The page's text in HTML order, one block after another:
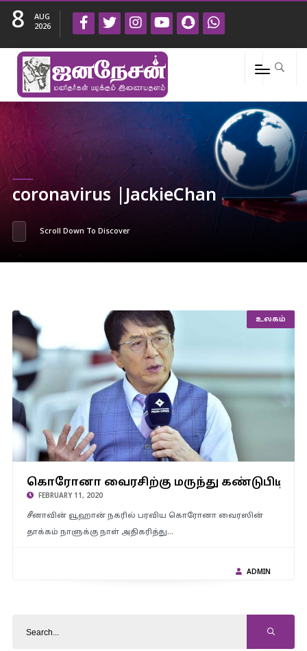
8
AUG
2026
coronavirus |JackieChan
Scroll Down To Discover
கொரோனா வைரசிற்கு மருந்து கண்டுபிடித்தால் அவர்களுக்கு 1
கோடி ரூபாய் பரிசளிப்பதாக நடிகர் ஜாக்கி ஜான் அறிவிப்பு
உலகம்
கொரோனா வைரசிற்கு மருந்து
FEBRUARY 11, 2020
சீனாவின் வூஹான் நகரில் பரவிய கொரோனா வைரஸின்
தாக்கம் நாளுக்கு நாள் அதிகரித்து…
ADMIN